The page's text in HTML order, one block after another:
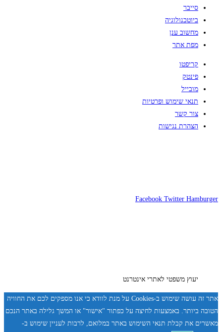
סייבר
ביוטכנולוגיה
מחשוב ענן
מפת אתר
קריפטו
פינטק
מובייל
תנאי שימוש ופרטיות
צור קשר
הצהרת נגישות
Facebook Twitter Hamburger
יעוץ משפטי לאתרי אינטרנט
אתר זה עושה שימוש ב-Cookies על מנת לוודא כי אנו מספקים לכם את החוויה
הטובה ביותר. באמצעות לחיצה על כפתור "אישור" או המשך גלילה באתר הנכם
מאשרים את קבלת תנאי השימוש באתר במלואם, לרבות לעניין שימוש ב-